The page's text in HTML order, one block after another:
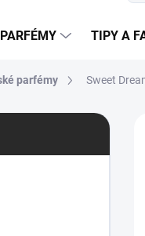
PARFÉMY TIPY A
parfémy Sweet